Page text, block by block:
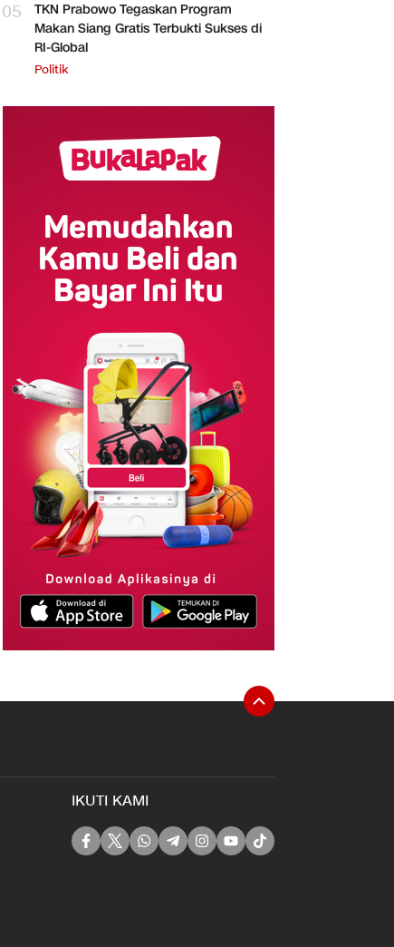
05
TKN Prabowo Tegaskan Program
Makan Siang Gratis Terbukti Sukses di
RI-Global
Politik
IKUTI KAMI